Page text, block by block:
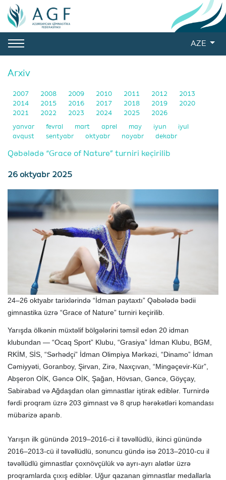
AZE
Arxiv
2007 2008 2009 2010 2011 2012
2013
2014
2015 2016 2017 2018 2019
2020
2021
2022 2023 2024 2025 2026
yanvar fevral mart aprel may iyun
iyul
avqust
sentyabr oktyabr noyabr dekabr
Qəbələdə “Grace of Nature” turniri keçirilib
26 oktyabr 2025
24–26 oktyabr tarixlərində “İdman paytaxtı” Qəbələdə bədii
gimnastika üzrə “Grace of Nature” turniri keçirilib.
Yarışda ölkənin müxtəlif bölgələrini təmsil edən 20 idman
klubundan — “Ocaq Sport” Klubu, “Grasiya” İdman Klubu, BGM,
RKİM, SİS, “Sərhədçi” İdman Olimpiya Mərkəzi, “Dinamo” İdman
Cəmiyyəti, Goranboy, Şirvan, Zirə, Naxçıvan, “Mingəçevir-Kür”,
Abşeron OİK, Gəncə OİK, Şağan, Hövsan, Gəncə, Göyçay,
Sabirabad və Ağdaşdan olan gimnastlar iştirak ediblər. Turnirdə
fərdi proqram üzrə 203 gimnast və 8 qrup hərəkətləri komandası
mübarizə aparıb.
Yarışın ilk günündə 2019–2016-ci il təvəllüdlü, ikinci günündə
2016–2013-cü il təvəllüdlü, sonuncu gündə isə 2013–2010-cu il
təvəllüdlü gimnastlar çoxnövçülük və ayrı-ayrı alətlər üzrə
proqramlarda çıxış ediblər. Uğur qazanan gimnastlar medallarla